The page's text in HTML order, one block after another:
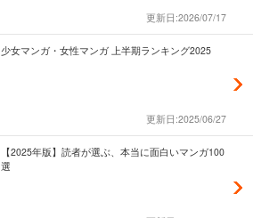
更新日:2026/07/17
少女マンガ・女性マンガ 上半期ランキング2025
更新日:2025/06/27
【2025年版】読者が選ぶ、本当に面白いマンガ100
選